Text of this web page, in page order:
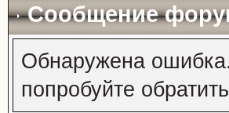
Сообщение
Обнаружена
попробуйте